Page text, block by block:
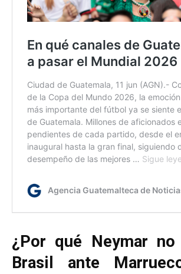
¿Por qué Neymar
Brasil ante